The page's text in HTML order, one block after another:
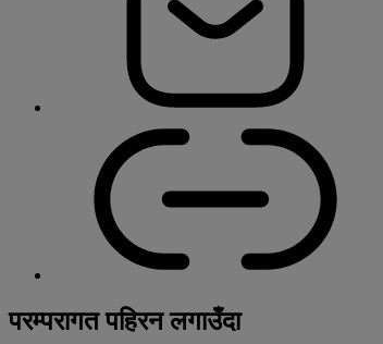
परम्परागत पहिरन लगाउँदा